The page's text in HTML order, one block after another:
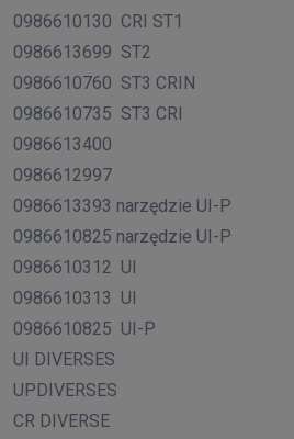
0986610130 CRI ST1
0986613699 ST2
0986610760 ST3 CRIN
0986610735 ST3 CRI
0986613400
0986612997
0986613393 narzędzie UI-P
0986610825 narzędzie UI-P
0986610312 UI
0986610313 UI
0986610825 UI-P
UI DIVERSES
UPDIVERSES
CR DIVERSE